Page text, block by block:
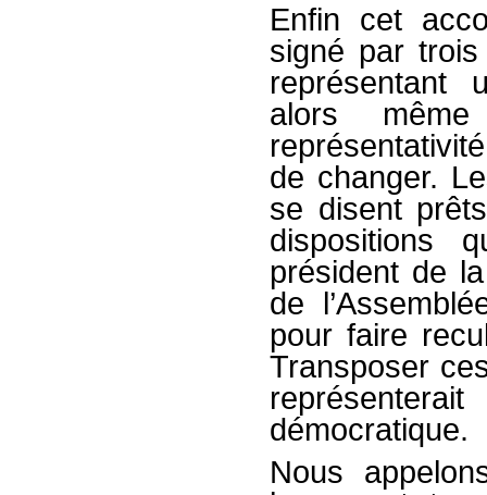
Enfin cet
signé par
représentant
alors
de changer.
se disent
dispositions
président de
de
pour faire
Transposer
démocratique.
Nous